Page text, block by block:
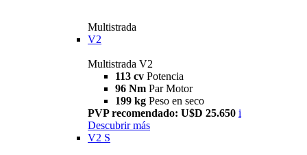
Multistrada
V2
Multistrada V2
113 cv Potencia
96 Nm Par Motor
199 kg Peso en seco
PVP recomendado: U$D 25.650 i
Descubrir más
V2 S